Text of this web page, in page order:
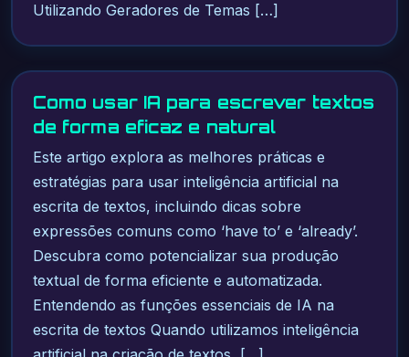
Utilizando Geradores de Temas […]
Como usar IA para escrever textos
de forma eficaz e natural
Este artigo explora as melhores práticas e
estratégias para usar inteligência artificial na
escrita de textos, incluindo dicas sobre
expressões comuns como ‘have to’ e ‘already’.
Descubra como potencializar sua produção
textual de forma eficiente e automatizada.
Entendendo as funções essenciais de IA na
escrita de textos Quando utilizamos inteligência